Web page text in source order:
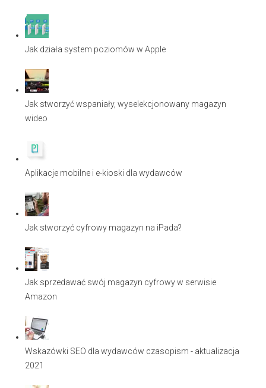
Jak działa system poziomów w Apple
Jak stworzyć wspaniały, wyselekcjonowany magazyn
wideo
Aplikacje mobilne i e-kioski dla wydawców
Jak stworzyć cyfrowy magazyn na iPada?
Jak sprzedawać swój magazyn cyfrowy w serwisie
Amazon
Wskazówki SEO dla wydawców czasopism - aktualizacja
2021